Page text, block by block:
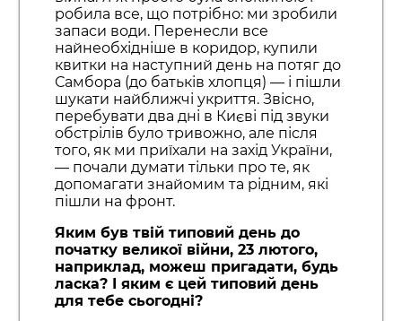
робила все, що потрібно: ми зробили
запаси води. Перенесли все
найнеобхідніше в коридор, купили
квитки на наступний день на потяг до
Самбора (до батьків хлопця) — і пішли
шукати найближчі укриття. Звісно,
перебувати два дні в Києві під звуки
обстрілів було тривожно, але після
того, як ми приїхали на захід України,
— почали думати тільки про те, як
допомагати знайомим та рідним, які
пішли на фронт.
Яким був твій типовий день до
початку великої війни, 23 лютого,
наприклад, можеш пригадати, будь
ласка? І яким є цей типовий день
для тебе сьогодні?